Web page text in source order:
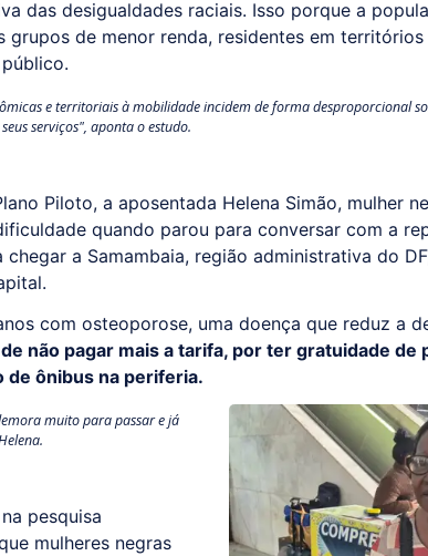
das desigualdades raciais. Isso porque a
grupos de menor renda, residentes em
e territoriais à mobilidade incidem de forma desproporcional
serviços", aponta o estudo.
Piloto, a aposentada Helena Simão, mulher
quando parou para conversar com a
a Samambaia, região administrativa do
com osteoporose, uma doença que reduz a
não pagar mais a tarifa, por ter gratuidade de
de ônibus na periferia.
muito para passar e já
pesquisa
mulheres negras